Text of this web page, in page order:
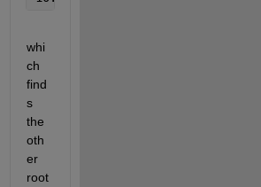
whi
ch
find
s
the
oth
er
root